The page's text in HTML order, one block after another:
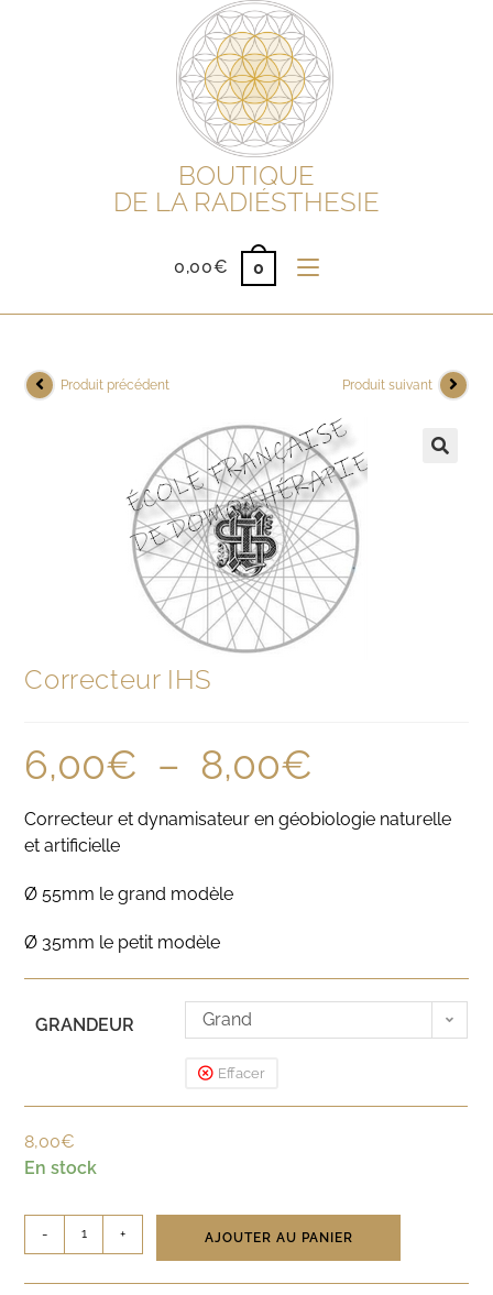
BOUTIQUE
DE LA RADIÉSTHESIE
0,00€ 0
Produit précédent Produit suivant
Correcteur IHS
6,00€ – 8,00€
Correcteur et dynamisateur en géobiologie naturelle
et artificielle
Ø 55mm le grand modèle
Ø 35mm le petit modèle
GRANDEUR Grand
Effacer
8,00€
En stock
- + AJOUTER AU PANIER